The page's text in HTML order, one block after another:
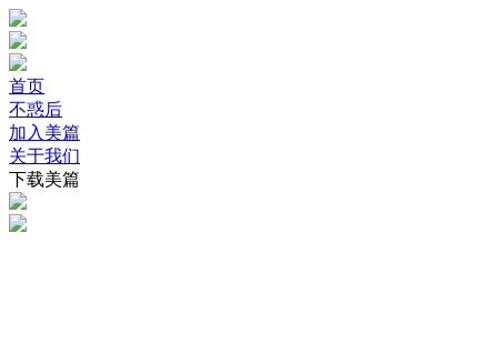
首页
不惑后
加入美篇
关于我们
下载美篇